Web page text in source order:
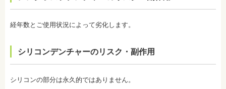
す。歯の厚みの違いやホワイトニングの作用が出に
に起こるということではなく、個人差が大きいた
続けていくことで目立たなくなることが多いです。
経年数とご使用状況によって劣化します。
シリコンデンチャーのリスク・副作用
シリコンの部分は永久的ではありません。